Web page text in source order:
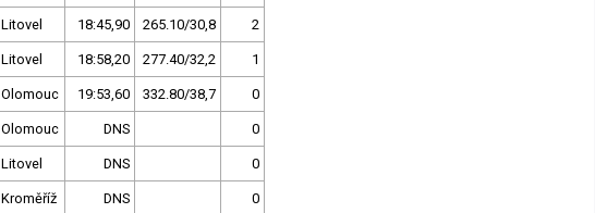
Litovel 18:45,90 265.10/30,8 2
Litovel 18:58,20 277.40/32,2 1
Olomouc 19:53,60 332.80/38,7 0
Olomouc DNS 0
Litovel DNS 0
Kroměříž DNS 0